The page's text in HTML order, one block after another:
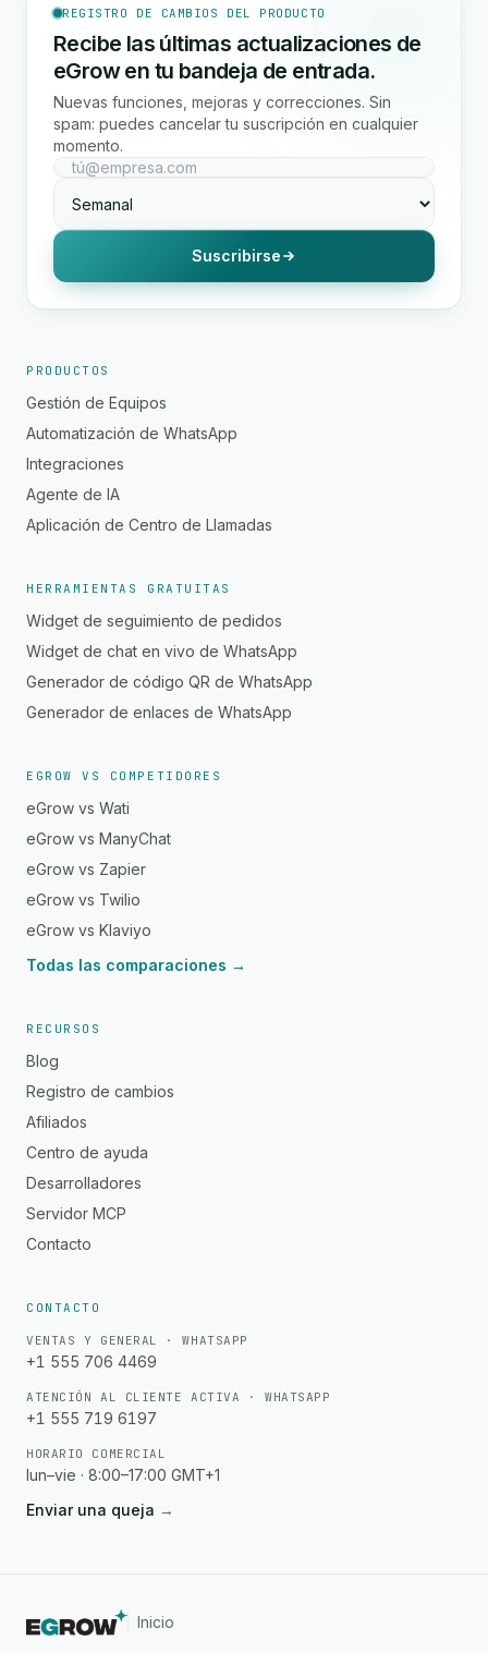
REGISTRO DE CAMBIOS DEL PRODUCTO
Recibe las últimas actualizaciones de
eGrow en tu bandeja de entrada.
Nuevas funciones, mejoras y correcciones. Sin
spam: puedes cancelar tu suscripción en cualquier
momento.
Suscribirse
PRODUCTOS
Gestión de Equipos
Automatización de WhatsApp
Integraciones
Agente de IA
Aplicación de Centro de Llamadas
HERRAMIENTAS GRATUITAS
Widget de seguimiento de pedidos
Widget de chat en vivo de WhatsApp
Generador de código QR de WhatsApp
Generador de enlaces de WhatsApp
EGROW VS COMPETIDORES
eGrow vs Wati
eGrow vs ManyChat
eGrow vs Zapier
eGrow vs Twilio
eGrow vs Klaviyo
Todas las comparaciones →
RECURSOS
Blog
Registro de cambios
Afiliados
Centro de ayuda
Desarrolladores
Servidor MCP
Contacto
CONTACTO
VENTAS Y GENERAL · WHATSAPP
+1 555 706 4469
ATENCIÓN AL CLIENTE ACTIVA · WHATSAPP
+1 555 719 6197
HORARIO COMERCIAL
lun–vie · 8:00–17:00 GMT+1
Enviar una queja →
Inicio